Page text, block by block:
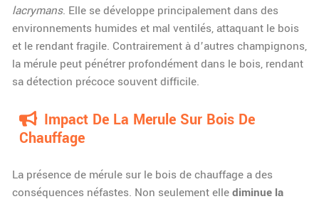
lacrymans. Elle se développe principalement dans des
environnements humides et mal ventilés, attaquant le bois
et le rendant fragile. Contrairement à d’autres champignons,
la mérule peut pénétrer profondément dans le bois, rendant
sa détection précoce souvent difficile.
Impact De La Merule Sur Bois De
Chauffage
La présence de mérule sur le bois de chauffage a des
conséquences néfastes. Non seulement ellediminue la